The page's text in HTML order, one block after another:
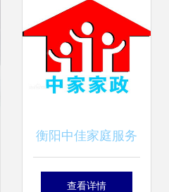
衡阳中佳家庭服务
专业家政，贴心守
查看详情